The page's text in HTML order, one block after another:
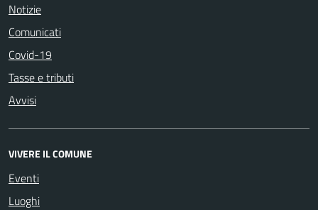
Notizie
Comunicati
Covid-19
Tasse e tributi
Avvisi
VIVERE IL COMUNE
Eventi
Luoghi